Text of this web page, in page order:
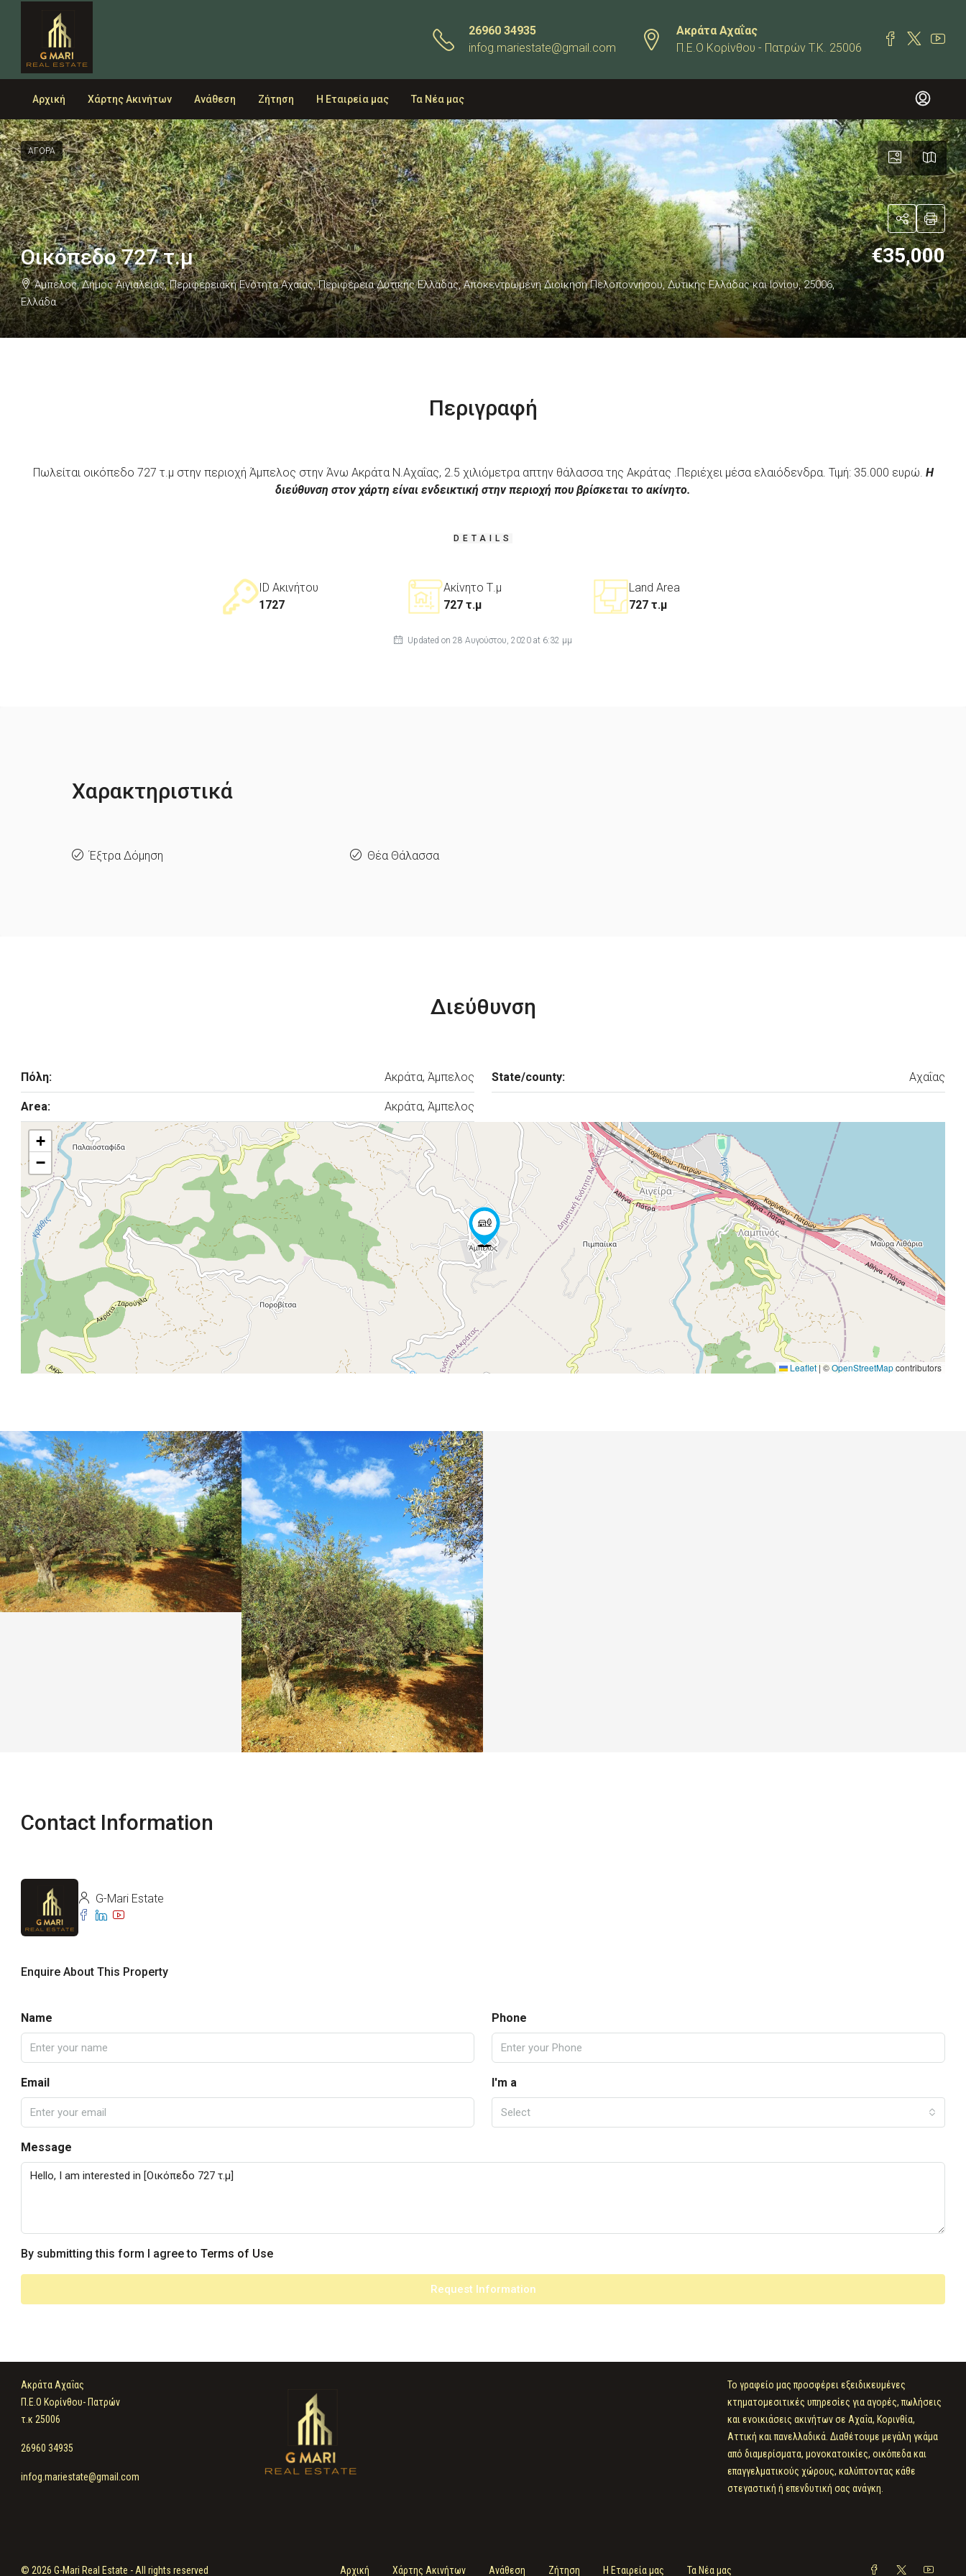
26960 34935
infog.mariestate@gmail.com
Ακράτα Αχαΐας
Π.Ε.Ο Κορίνθου - Πατρών T.K. 25006
Αρχική Χάρτης Ακινήτων Ανάθεση Ζήτηση Η Εταιρεία μας Τα Νέα μας
ΑΓΟΡΑ
Οικόπεδο 727 τ.μ
Άμπελος, Δήμος Αιγιαλείας, Περιφερειακή Ενότητα Αχαΐας, Περιφέρεια Δυτικής Ελλάδας, Αποκεντρωμένη Διοίκηση Πελοποννήσου, Δυτικής Ελλάδας και Ιονίου, 25006,
Ελλάδα
€35,000
Περιγραφή
Πωλείται οικόπεδο 727 τ.μ στην περιοχή Άμπελος στην Άνω Ακράτα Ν.Αχαΐας, 2.5 χιλιόμετρα απτην θάλασσα της Ακράτας .Περιέχει μέσα ελαιόδενδρα. Τιμή: 35.000 ευρώ. Η
διεύθυνση στον χάρτη είναι ενδεικτική στην περιοχή που βρίσκεται το ακίνητο.
DETAILS
ID Ακινήτου
1727
Ακίνητο Τ.μ
727 τ.μ
Land Area
727 τ.μ
Updated on 28 Αυγούστου, 2020 at 6:32 μμ
Χαρακτηριστικά
Έξτρα Δόμηση Θέα Θάλασσα
Διεύθυνση
Πόλη: Ακράτα, Άμπελος State/county: Αχαΐας
Area: Ακράτα, Άμπελος
+
−
Leaflet |©OpenStreetMapcontributors
Contact Information
G-Mari Estate
Enquire About This Property
Name Phone
Email I'm a
Select
Message
By submitting this form I agree to Terms of Use
Request Information
Ακράτα Αχαΐας
Π.Ε.Ο Κορίνθου- Πατρών
τ.κ 25006
26960 34935
infog.mariestate@gmail.com
Το γραφείο μας προσφέρει εξειδικευμένες
κτηματομεσιτικές υπηρεσίες για αγορές, πωλήσεις
και ενοικιάσεις ακινήτων σε Αχαΐα, Κορινθία,
Αττική και πανελλαδικά. Διαθέτουμε μεγάλη γκάμα
από διαμερίσματα, μονοκατοικίες, οικόπεδα και
επαγγελματικούς χώρους, καλύπτοντας κάθε
στεγαστική ή επενδυτική σας ανάγκη.
© 2026 G-Mari Real Estate - All rights reserved Αρχική Χάρτης Ακινήτων Ανάθεση Ζήτηση Η Εταιρεία μας Τα Νέα μας